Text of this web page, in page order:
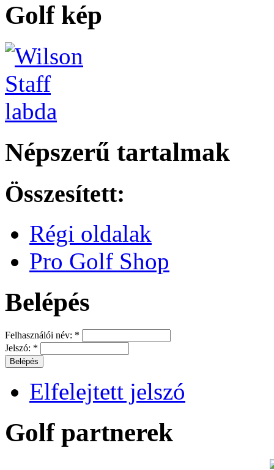
Golf kép
Népszerű tartalmak
Összesített:
Régi oldalak
Pro Golf Shop
Belépés
Felhasználói név: *
Jelszó: *
Elfelejtett jelszó
Golf partnerek